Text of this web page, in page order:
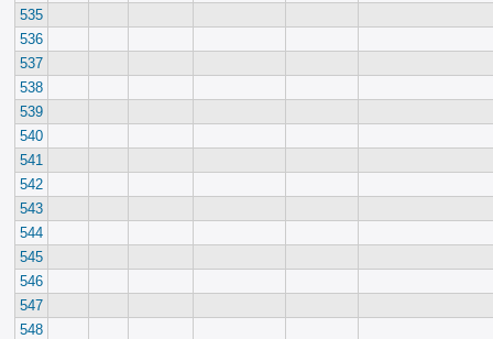
535
536
537
538
539
540
541
542
543
544
545
546
547
548